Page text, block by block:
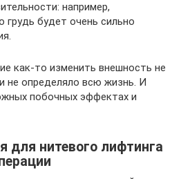
например,
грудь будет очень сильно
как-то изменить внешность не
не определяло всю жизнь. И
побочных эффектах и
для нитевого лифтинга